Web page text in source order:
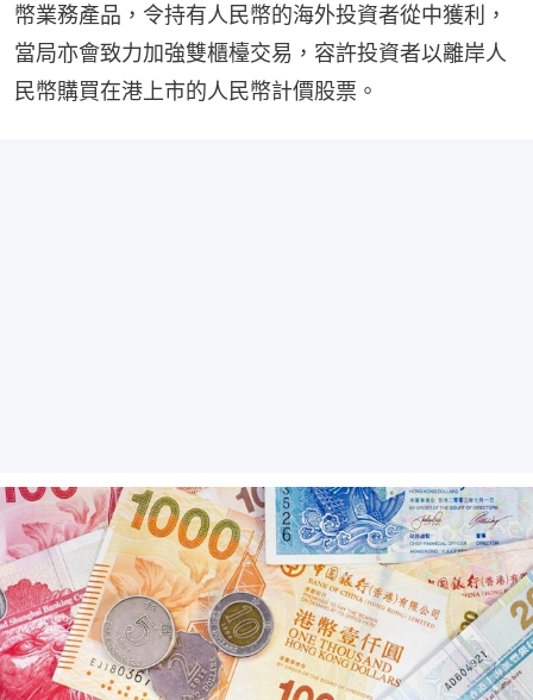
幣業務產品，令持有人民幣的海外投資者從中獲利，
當局亦會致力加強雙櫃檯交易，容許投資者以離岸人
民幣購買在港上市的人民幣計價股票。